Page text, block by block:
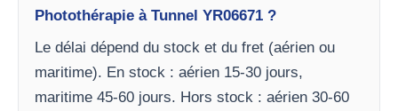
Photothérapie à Tunnel YR06671 ?
Le délai dépend du stock et du fret (aérien ou
maritime). En stock : aérien 15-30 jours,
maritime 45-60 jours. Hors stock : aérien 30-60